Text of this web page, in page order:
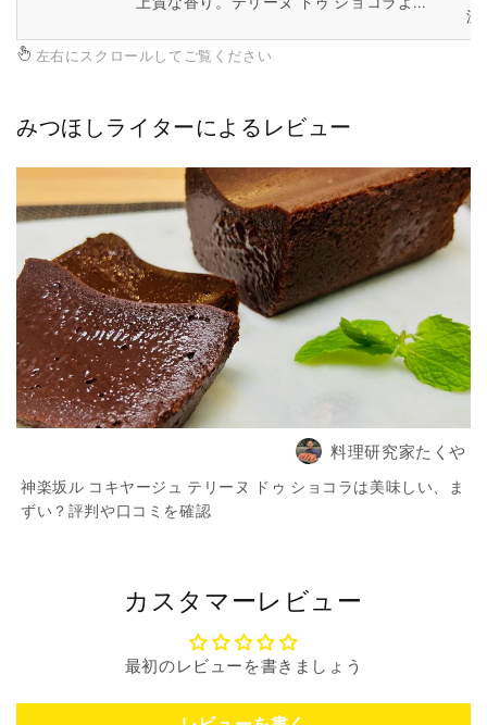
減
左右にスクロールしてご覧ください
みつほしライターによるレビュー
料理研究家たくや
神楽坂ル コキヤージュ テリーヌ ドゥ ショコラは美味しい、ま
ずい？評判や口コミを確認
カスタマーレビュー
最初のレビューを書きましょう